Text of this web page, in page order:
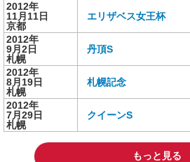
2012年
11月11日
京都
エリザベス女王杯
2012年
9月2日
札幌
丹頂S
2012年
8月19日
札幌
札幌記念
2012年
7月29日
札幌
クイーンS
もっと見る